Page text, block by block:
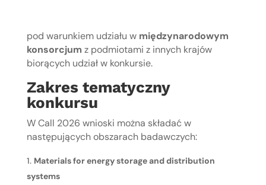
pod warunkiem udziału w międzynarodowym
konsorcjum z podmiotami z innych krajów
biorących udział w konkursie.
Zakres tematyczny
konkursu
W Call 2026 wnioski można składać w
następujących obszarach badawczych:
Materials for energy storage and distribution
systems